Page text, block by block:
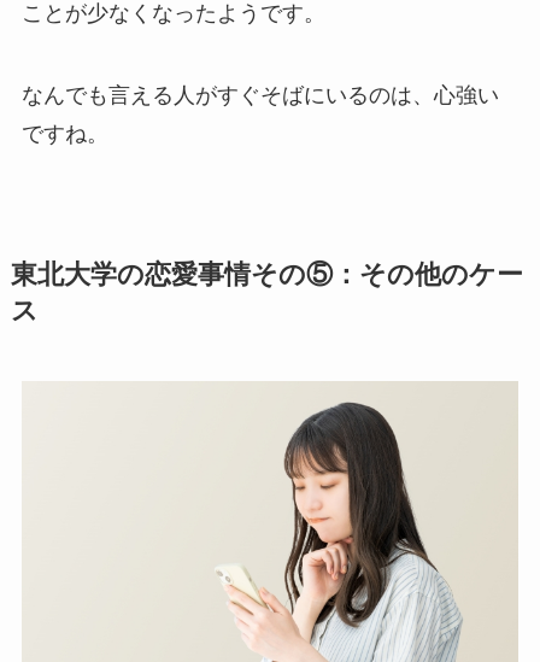
ことが少なくなったようです。
なんでも言える人がすぐそばにいるのは、心強い
ですね。
東北大学の恋愛事情その⑤：その他のケー
ス